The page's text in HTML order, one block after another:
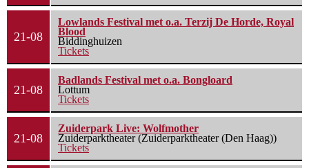
21-08
Lowlands Festival met o.a. Terzij De Horde, Royal
Blood
Biddinghuizen
Tickets
21-08
Badlands Festival met o.a. Bongloard
Lottum
Tickets
21-08
Zuiderpark Live: Wolfmother
Zuiderparktheater (Zuiderparktheater (Den Haag))
Tickets